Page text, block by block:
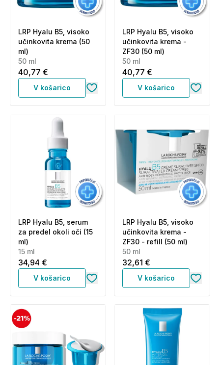
LRP Hyalu B5, visoko
učinkovita krema (50
ml)
50 ml
40,77 €
V košarico
LRP Hyalu B5, visoko
učinkovita krema -
ZF30 (50 ml)
50 ml
40,77 €
V košarico
LRP Hyalu B5, serum
za predel okoli oči (15
ml)
15 ml
34,94 €
V košarico
LRP Hyalu B5, visoko
učinkovita krema -
ZF30 - refill (50 ml)
50 ml
32,61 €
V košarico